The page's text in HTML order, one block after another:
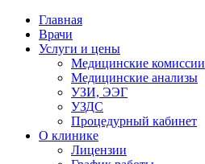
Главная
Врачи
Услуги и цены
Медицинские комиссии
Медицинские анализы
УЗИ, ЭЭГ
УЗДС
Процедурный кабинет
О клинике
Лицензии